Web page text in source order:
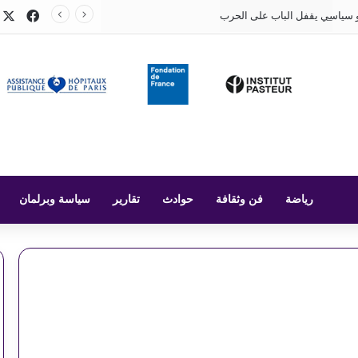
سياسي يقفل الباب على الحرب
رياضة فن وثقافة حوادث تقارير سياسة وبرلمان